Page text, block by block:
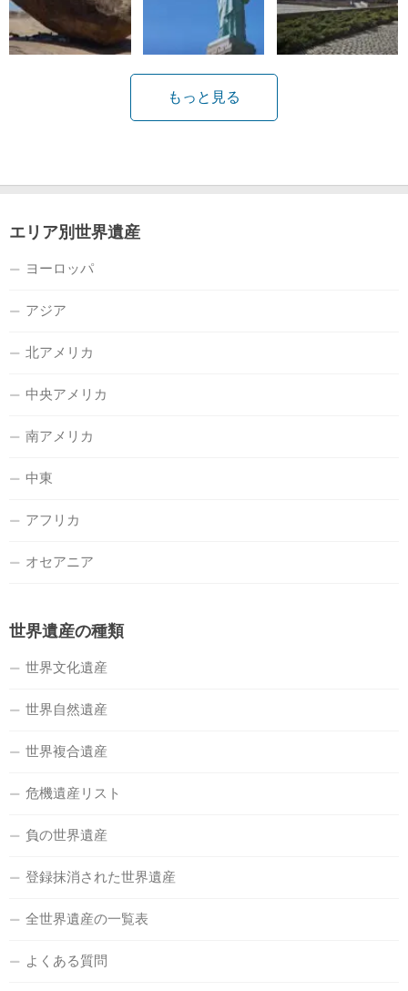
もっと見る
エリア別世界遺産
ヨーロッパ
アジア
北アメリカ
中央アメリカ
南アメリカ
中東
アフリカ
オセアニア
世界遺産の種類
世界文化遺産
世界自然遺産
世界複合遺産
危機遺産リスト
負の世界遺産
登録抹消された世界遺産
全世界遺産の一覧表
よくある質問